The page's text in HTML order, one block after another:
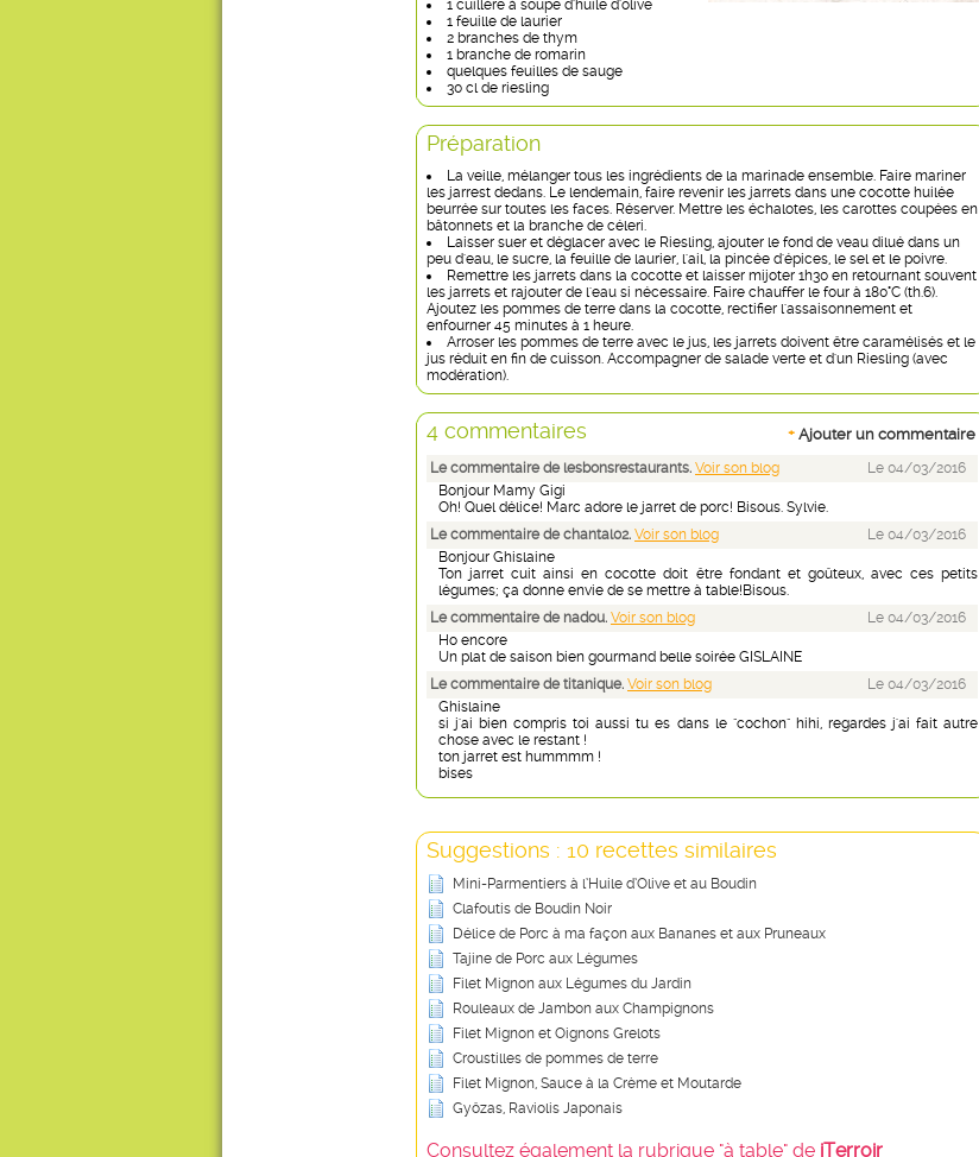
1 cuillère à soupe d'huile d'olive
1 feuille de laurier
2 branches de thym
1 branche de romarin
quelques feuilles de sauge
30 cl de riesling
Préparation
La veille, mélanger tous les ingrédients de la marinade ensemble. Faire mariner
les jarrest dedans. Le lendemain, faire revenir les jarrets dans une cocotte huilée
beurrée sur toutes les faces. Réserver. Mettre les échalotes, les carottes coupées en
bâtonnets et la branche de céleri.
Laisser suer et déglacer avec le Riesling, ajouter le fond de veau dilué dans un
peu d'eau, le sucre, la feuille de laurier, l'ail, la pincée d'épices, le sel et le poivre.
Remettre les jarrets dans la cocotte et laisser mijoter 1h30 en retournant souvent
les jarrets et rajouter de l'eau si nécessaire. Faire chauffer le four à 180°C (th.6).
Ajoutez les pommes de terre dans la cocotte, rectifier l'assaisonnement et
enfourner 45 minutes à 1 heure.
Arroser les pommes de terre avec le jus, les jarrets doivent être caramélisés et le
jus réduit en fin de cuisson. Accompagner de salade verte et d'un Riesling (avec
modération).
+ Ajouter un commentaire
4 commentaires
Le commentaire de lesbonsrestaurants. Voir son blog
Le 04/03/2016
Bonjour Mamy Gigi
Oh! Quel délice! Marc adore le jarret de porc! Bisous. Sylvie.
Le commentaire de chantal02. Voir son blog
Le 04/03/2016
Bonjour Ghislaine
Ton jarret cuit ainsi en cocotte doit être fondant et goûteux, avec ces petits
légumes; ça donne envie de se mettre à table!Bisous.
Le commentaire de nadou. Voir son blog
Le 04/03/2016
Ho encore
Un plat de saison bien gourmand belle soirée GISLAINE
Le commentaire de titanique. Voir son blog
Le 04/03/2016
Ghislaine
si j'ai bien compris toi aussi tu es dans le "cochon" hihi, regardes j'ai fait autre
chose avec le restant !
ton jarret est hummmm !
bises
Suggestions : 10 recettes similaires
Mini-Parmentiers à l’Huile d’Olive et au Boudin
Clafoutis de Boudin Noir
Délice de Porc à ma façon aux Bananes et aux Pruneaux
Tajine de Porc aux Légumes
Filet Mignon aux Légumes du Jardin
Rouleaux de Jambon aux Champignons
Filet Mignon et Oignons Grelots
Croustilles de pommes de terre
Filet Mignon, Sauce à la Crème et Moutarde
Gyôzas, Raviolis Japonais
Consultez également la rubrique "à table" de iTerroir